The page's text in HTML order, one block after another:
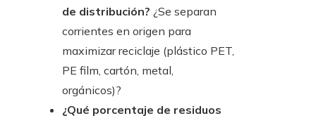
de distribución? ¿Se separan
corrientes en origen para
maximizar reciclaje (plástico PET,
PE film, cartón, metal,
orgánicos)?
¿Qué porcentaje de residuos